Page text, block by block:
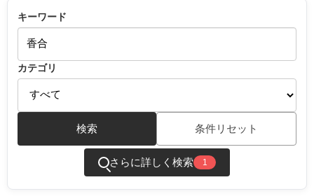
キーワード
カテゴリ
検索 条件リセット
さらに詳しく検索 1